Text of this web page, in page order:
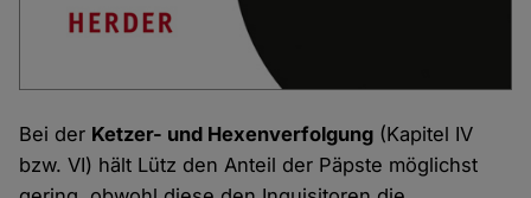
Bei der Ketzer- und Hexenverfolgung (Kapitel IV
bzw. VI) hält Lütz den Anteil der Päpste möglichst